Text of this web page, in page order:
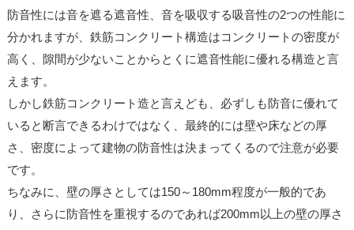
防音性には音を遮る遮音性、音を吸収する吸音性の2つの性能に
分かれますが、鉄筋コンクリート構造はコンクリートの密度が
高く、隙間が少ないことからとくに遮音性能に優れる構造と言
えます。
しかし鉄筋コンクリート造と言えども、必ずしも防音に優れて
いると断言できるわけではなく、最終的には壁や床などの厚
さ、密度によって建物の防音性は決まってくるので注意が必要
です。
ちなみに、壁の厚さとしては150～180mm程度が一般的であ
り、さらに防音性を重視するのであれば200mm以上の壁の厚さ